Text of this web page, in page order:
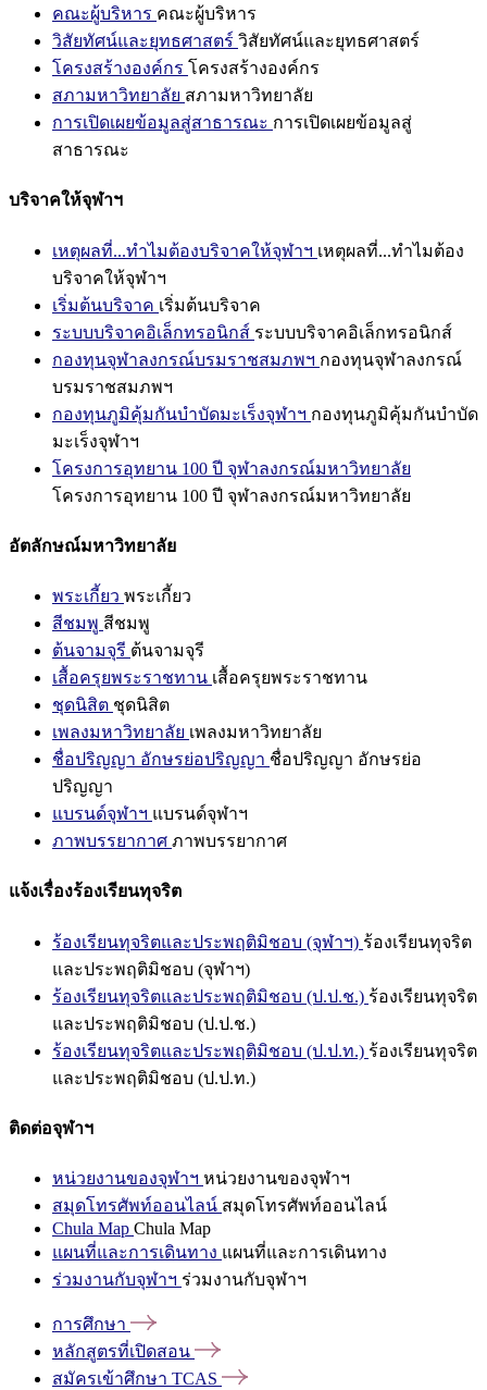
คณะผู้บริหาร คณะผู้บริหาร
วิสัยทัศน์และยุทธศาสตร์ วิสัยทัศน์และยุทธศาสตร์
โครงสร้างองค์กร โครงสร้างองค์กร
สภามหาวิทยาลัย สภามหาวิทยาลัย
การเปิดเผยข้อมูลสู่สาธารณะ การเปิดเผยข้อมูลสู่
สาธารณะ
บริจาคให้จุฬาฯ
เหตุผลที่...ทำไมต้องบริจาคให้จุฬาฯ เหตุผลที่...ทำไมต้อง
บริจาคให้จุฬาฯ
เริ่มต้นบริจาค เริ่มต้นบริจาค
ระบบบริจาคอิเล็กทรอนิกส์ ระบบบริจาคอิเล็กทรอนิกส์
กองทุนจุฬาลงกรณ์บรมราชสมภพฯ กองทุนจุฬาลงกรณ์
บรมราชสมภพฯ
กองทุนภูมิคุ้มกันบำบัดมะเร็งจุฬาฯ กองทุนภูมิคุ้มกันบำบัด
มะเร็งจุฬาฯ
โครงการอุทยาน 100 ปี จุฬาลงกรณ์มหาวิทยาลัย
โครงการอุทยาน 100 ปี จุฬาลงกรณ์มหาวิทยาลัย
อัตลักษณ์มหาวิทยาลัย
พระเกี้ยว พระเกี้ยว
สีชมพู สีชมพู
ต้นจามจุรี ต้นจามจุรี
เสื้อครุยพระราชทาน เสื้อครุยพระราชทาน
ชุดนิสิต ชุดนิสิต
เพลงมหาวิทยาลัย เพลงมหาวิทยาลัย
ชื่อปริญญา อักษรย่อปริญญา ชื่อปริญญา อักษรย่อ
ปริญญา
แบรนด์จุฬาฯ แบรนด์จุฬาฯ
ภาพบรรยากาศ ภาพบรรยากาศ
แจ้งเรื่องร้องเรียนทุจริต
ร้องเรียนทุจริตและประพฤติมิชอบ (จุฬาฯ) ร้องเรียนทุจริต
และประพฤติมิชอบ (จุฬาฯ)
ร้องเรียนทุจริตและประพฤติมิชอบ (ป.ป.ช.) ร้องเรียนทุจริต
และประพฤติมิชอบ (ป.ป.ช.)
ร้องเรียนทุจริตและประพฤติมิชอบ (ป.ป.ท.) ร้องเรียนทุจริต
และประพฤติมิชอบ (ป.ป.ท.)
ติดต่อจุฬาฯ
หน่วยงานของจุฬาฯ หน่วยงานของจุฬาฯ
สมุดโทรศัพท์ออนไลน์ สมุดโทรศัพท์ออนไลน์
Chula Map Chula Map
แผนที่และการเดินทาง แผนที่และการเดินทาง
ร่วมงานกับจุฬาฯ ร่วมงานกับจุฬาฯ
การศึกษา
หลักสูตรที่เปิดสอน
สมัครเข้าศึกษา TCAS